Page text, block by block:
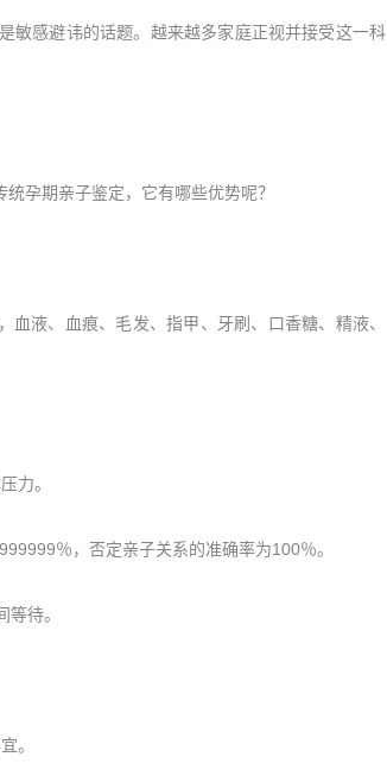
感避讳的话题。越来越多家庭正视并接受这一科
孕期亲子鉴定，它有哪些优势呢？
液、血痕、毛发、指甲、牙刷、口香糖、精液、
力。
％，否定亲子关系的准确率为100％。
待。
。